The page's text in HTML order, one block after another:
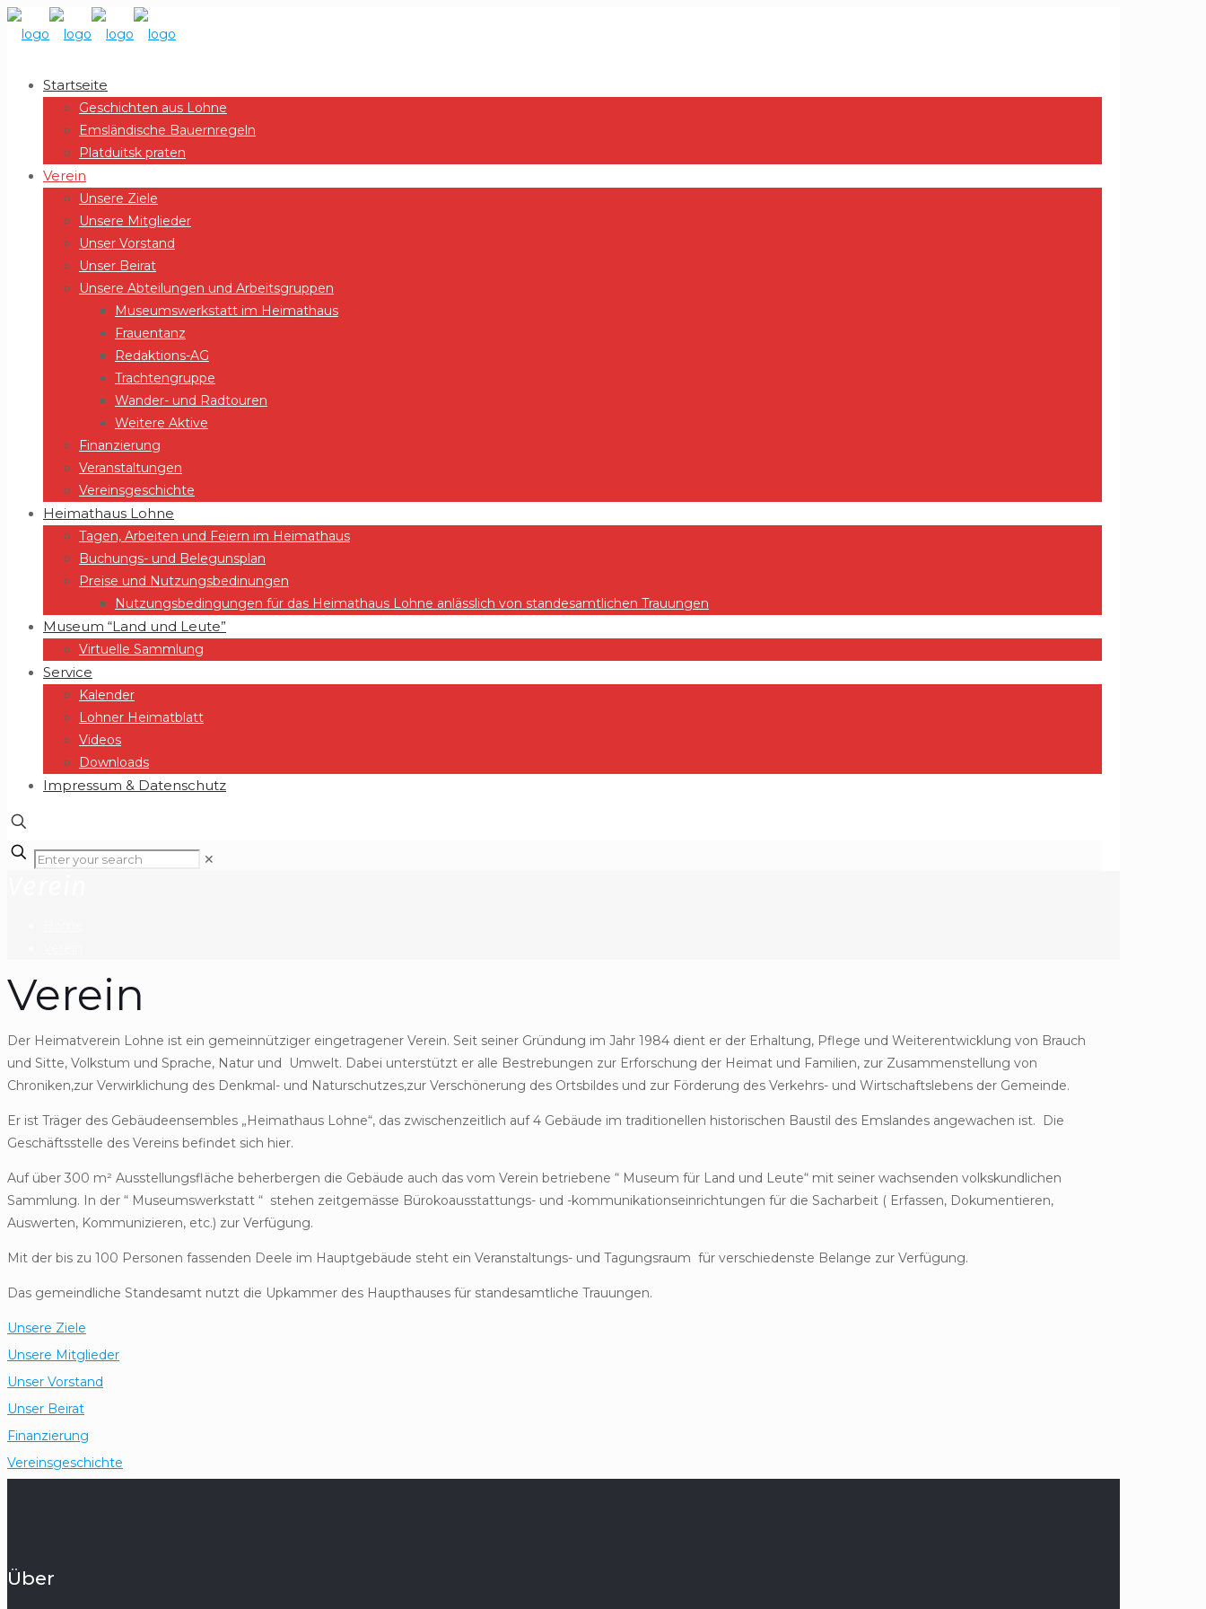
Startseite
Geschichten aus Lohne
Emsländische Bauernregeln
Platduitsk praten
Verein
Unsere Ziele
Unsere Mitglieder
Unser Vorstand
Unser Beirat
Unsere Abteilungen und Arbeitsgruppen
Museumswerkstatt im Heimathaus
Frauentanz
Redaktions-AG
Trachtengruppe
Wander- und Radtouren
Weitere Aktive
Finanzierung
Veranstaltungen
Vereinsgeschichte
Heimathaus Lohne
Tagen, Arbeiten und Feiern im Heimathaus
Buchungs- und Belegunsplan
Preise und Nutzungsbedinungen
Nutzungsbedingungen für das Heimathaus Lohne anlässlich von standesamtlichen Trauungen
Museum “Land und Leute”
Virtuelle Sammlung
Service
Kalender
Lohner Heimatblatt
Videos
Downloads
Impressum & Datenschutz
✕
Verein
Der Heimatverein Lohne ist ein gemeinnütziger eingetragener Verein. Seit seiner Gründung im Jahr 1984 dient er der Erhaltung, Pflege und Weiterentwicklung von Brauch
und Sitte, Volkstum und Sprache, Natur und Umwelt. Dabei unterstützt er alle Bestrebungen zur Erforschung der Heimat und Familien, zur Zusammenstellung von
Chroniken,zur Verwirklichung des Denkmal- und Naturschutzes,zur Verschönerung des Ortsbildes und zur Förderung des Verkehrs- und Wirtschaftslebens der Gemeinde.
Er ist Träger des Gebäudeensembles „Heimathaus Lohne“, das zwischenzeitlich auf 4 Gebäude im traditionellen historischen Baustil des Emslandes angewachen ist. Die
Geschäftsstelle des Vereins befindet sich hier.
Auf über 300 m² Ausstellungsfläche beherbergen die Gebäude auch das vom Verein betriebene “ Museum für Land und Leute“ mit seiner wachsenden volkskundlichen
Sammlung. In der “ Museumswerkstatt “ stehen zeitgemässe Bürokoausstattungs- und -kommunikationseinrichtungen für die Sacharbeit ( Erfassen, Dokumentieren,
Auswerten, Kommunizieren, etc.) zur Verfügung.
Mit der bis zu 100 Personen fassenden Deele im Hauptgebäude steht ein Veranstaltungs- und Tagungsraum für verschiedenste Belange zur Verfügung.
Das gemeindliche Standesamt nutzt die Upkammer des Haupthauses für standesamtliche Trauungen.
Unsere Ziele
Unsere Mitglieder
Unser Vorstand
Unser Beirat
Finanzierung
Vereinsgeschichte
Über